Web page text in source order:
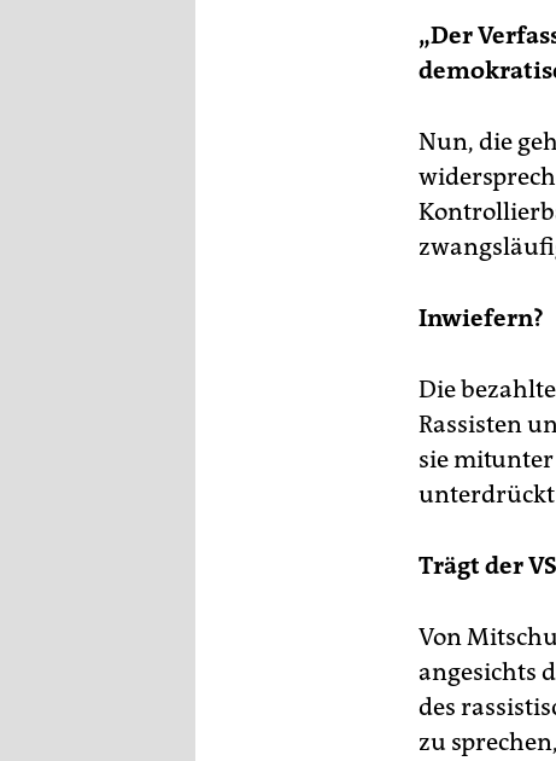
„Der
Nun, die
Inwiefern?
Die
Rassisten
sie mitunter
unterdrückt
Trägt der
Von
angesichts
des
zu